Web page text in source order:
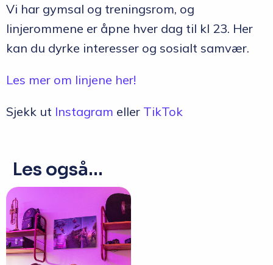
Vi har gymsal og treningsrom, og
linjerommene er åpne hver dag til kl 23. Her
kan du dyrke interesser og sosialt samvær.
Les mer om linjene her!
Sjekk ut Instagram eller TikTok
Les også...